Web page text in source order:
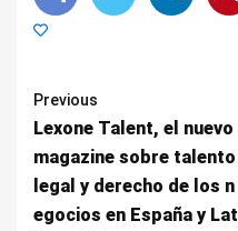
Previous
Lexone Talent, el nuevo
magazine sobre talento
legal y derecho de los n
egocios en España y Lat